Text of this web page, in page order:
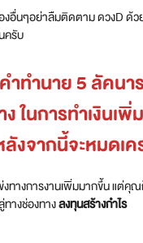
งอื่นๆอย่าลืมติดตาม ดวงD ด้ว
ครับ
ำทำนาย 5 ลัคนา
ในการทำเงินเ
ลังจากนี้จะหมดเค
งทางการงานเพิ่มมากขึ้น แต่คุ
างช่องทางลงทุนสร้างกำไร